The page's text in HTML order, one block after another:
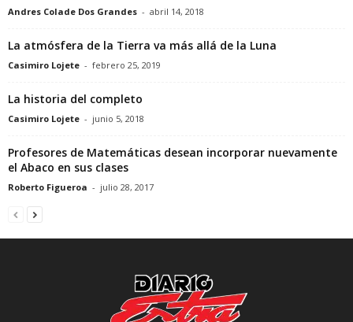
Andres Colade Dos Grandes - abril 14, 2018
La atmósfera de la Tierra va más allá de la Luna
Casimiro Lojete - febrero 25, 2019
La historia del completo
Casimiro Lojete - junio 5, 2018
Profesores de Matemáticas desean incorporar nuevamente
el Abaco en sus clases
Roberto Figueroa - julio 28, 2017